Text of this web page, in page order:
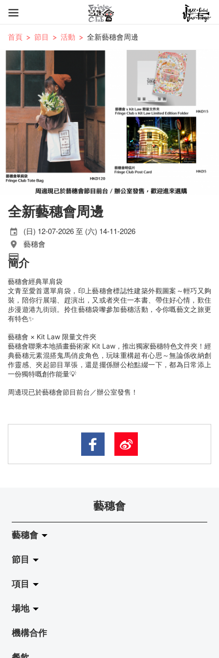
首頁 節目 活動 全新藝穗會周邊
全新藝穗會周邊
(日) 12-07-2026 至 (六) 14-11-2026
藝穗會
簡介
藝穗會經典單肩袋
文青至愛首選單肩袋，印上藝穗會標誌性建築外觀圖案～輕巧又夠
裝，陪你行展場、趕演出，又或者夾住一本書、帶住好心情，歎住
步漫遊港九街頭。拎住藝穗袋嚟參加藝穗活動，令你嘅藝文之旅更
有特色✨
藝穗會 × Kit Law 限量文件夾
藝穗會聯乘本地插畫藝術家 Kit Law，推出獨家藝穗特色文件夾！經
典藝穗元素混搭鬼馬俏皮角色，玩味重構超有心思～無論係收納創
作靈感、夾起節目單張，還是擺係辦公枱點綴一下，都為日常添上
一份獨特嘅創作能量💡
周邊現已於藝穗會節目前台／辦公室發售！
藝穗會
藝穗會
關於藝穗會
藝穗會的演化
使命與宗旨
藝穗會架構
節目
拉闊
展覽
演出
項目
Jazz-Go-Central, Jazz-Go-Fringe
LPL
場地
陳麗玲畫廊
機構合作